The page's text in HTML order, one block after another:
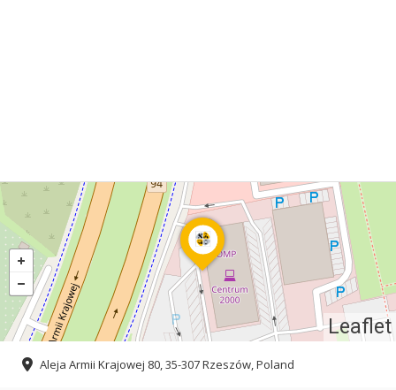
Leaflet
Aleja Armii Krajowej 80, 35-307 Rzeszów, Poland